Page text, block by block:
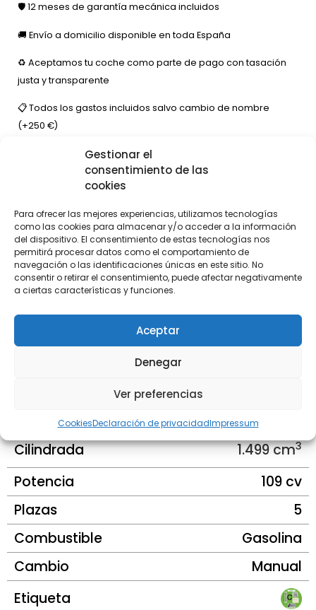
Gestionar el
consentimiento de las
cookies
Para ofrecer las mejores experiencias, utilizamos tecnologías
como las cookies para almacenar y/o acceder a la información
del dispositivo. El consentimiento de estas tecnologías nos
permitirá procesar datos como el comportamiento de
navegación o las identificaciones únicas en este sitio. No
consentir o retirar el consentimiento, puede afectar negativamente
a ciertas características y funciones.
Aceptar
Denegar
Ver preferencias
CookiesDeclaración de privacidadImpressum
🛡️ 12 meses de garantía mecánica incluidos
🚚 Envío a domicilio disponible en toda España
♻️ Aceptamos tu coche como parte de pago con tasación
justa y transparente
📋 Todos los gastos incluidos salvo cambio de nombre
(+250 €)
📅 Imprescindible cita previa para atención personalizada
🔧 Posibilidad de ampliar la garantía ABCMOTOR,
📌 Anuncio informativo y no contractual. Puede contener
errores.
precios. BMW Serie 1 en Madrid
BMWSERIE 1 116i
Cilindrada
1.499 cm3
Potencia
109 cv
Plazas
5
Combustible
Gasolina
Cambio
Manual
Etiqueta